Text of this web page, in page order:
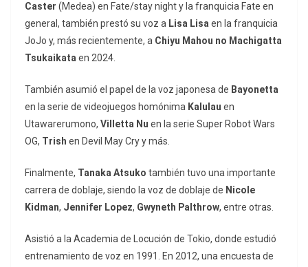
Caster (Medea) en Fate/stay night y la franquicia Fate en
general, también prestó su voz a Lisa Lisa en la franquicia
JoJo y, más recientemente, a Chiyu Mahou no Machigatta
Tsukaikata en 2024.
También asumió el papel de la voz japonesa de Bayonetta
en la serie de videojuegos homónima Kalulau en
Utawarerumono, Villetta Nu en la serie Super Robot Wars
OG, Trish en Devil May Cry y más.
Finalmente, Tanaka Atsuko también tuvo una importante
carrera de doblaje, siendo la voz de doblaje de Nicole
Kidman, Jennifer Lopez, Gwyneth Palthrow, entre otras.
Asistió a la Academia de Locución de Tokio, donde estudió
entrenamiento de voz en 1991. En 2012, una encuesta de